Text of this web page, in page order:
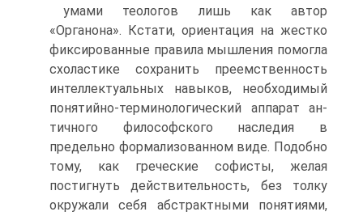
умами теологов лишь как автор
«Органона». Кстати, ориента­ция на жестко
фиксированные правила мышления помогла
схо­ластике сохранить преемственность
интеллектуальных навы­ков, необходимый
понятийно-терминологический аппарат ан­
тичного философского наследия в
предельно формализованном виде. Подобно
тому, как греческие софисты, желая
постигнуть действительность, без толку
окружали себя абстрактными по­нятиями,